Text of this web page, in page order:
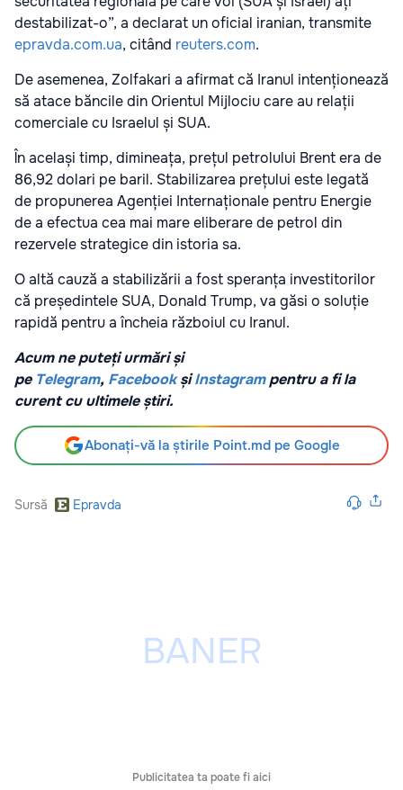
destabilizat-o”, a declarat un oficial iranian, transmite
epravda.com.ua, citând reuters.com.
De asemenea, Zolfakari a afirmat că Iranul intenționează
să atace băncile din Orientul Mijlociu care au relații
comerciale cu Israelul și SUA.
În același timp, dimineața, prețul petrolului Brent era de
86,92 dolari pe baril. Stabilizarea prețului este legată
de propunerea Agenției Internaționale pentru Energie
de a efectua cea mai mare eliberare de petrol din
rezervele strategice din istoria sa.
O altă cauză a stabilizării a fost speranța investitorilor
că președintele SUA, Donald Trump, va găsi o soluție
rapidă pentru a încheia războiul cu Iranul.
Acum ne puteți urmări și
pe Telegram, Facebook șiInstagrampentru a fi la
curent cu ultimele știri.
Abonați-vă la știrile Point.md pe Google
Sursă Epravda
Publicitatea ta poate fi aici